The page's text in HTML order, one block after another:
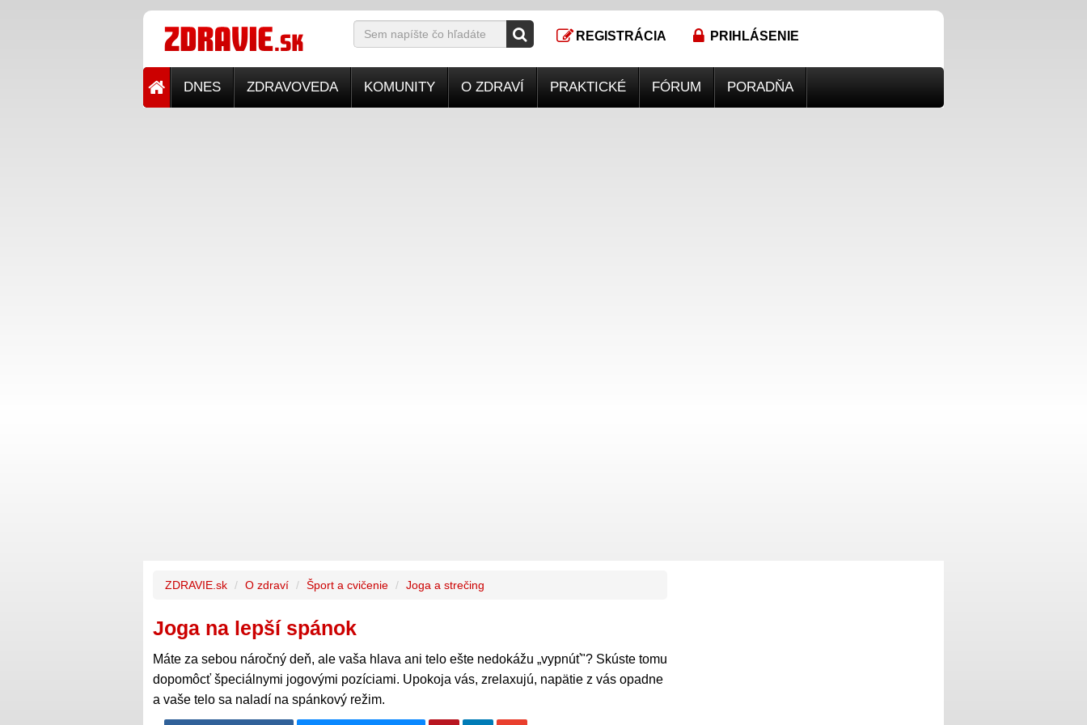
REGISTRÁCIA PRIHLÁSENIE
DNES ZDRAVOVEDA KOMUNITY O ZDRAVÍ PRAKTICKÉ FÓRUM PORADŇA
ZDRAVIE.sk O zdraví Šport a cvičenie Joga a strečing
Joga na lepší spánok
Máte za sebou náročný deň, ale vaša hlava ani telo ešte nedokážu „vypnúť"? Skúste tomu
dopomôcť špeciálnymi jogovými pozíciami. Upokoja vás, zrelaxujú, napätie z vás opadne
a vaše telo sa naladí na spánkový režim.